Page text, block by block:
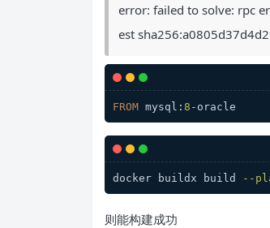
error: failed to solve: rpc
est
FROM mysql: 8 -oracle
docker buildx build --
则能构建成功